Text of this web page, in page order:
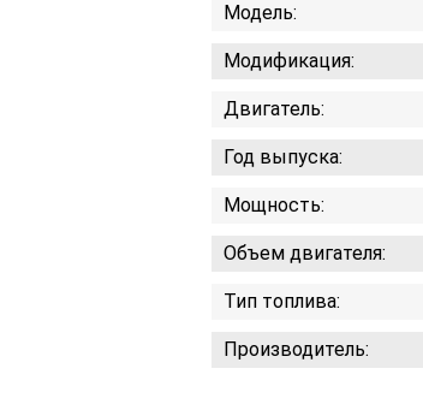
Модель:
Модификация:
Двигатель:
Год выпуска:
Мощность:
Объем двигателя:
Тип топлива:
Производитель: